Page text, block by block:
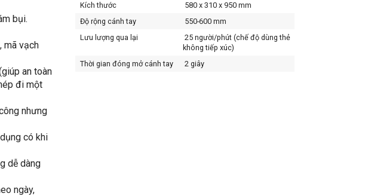
bụi.
mã vạch
an toàn
đi một
nhưng
có khi
dễ dàng
ngày,
Kích thước
580 x 310 x 950 mm
Độ rộng cánh tay
550-600 mm
Lưu lượng qua lại
25 người/phút (chế độ dùng thẻ
không tiếp xúc)
Thời gian đóng mở cánh tay
2 giây